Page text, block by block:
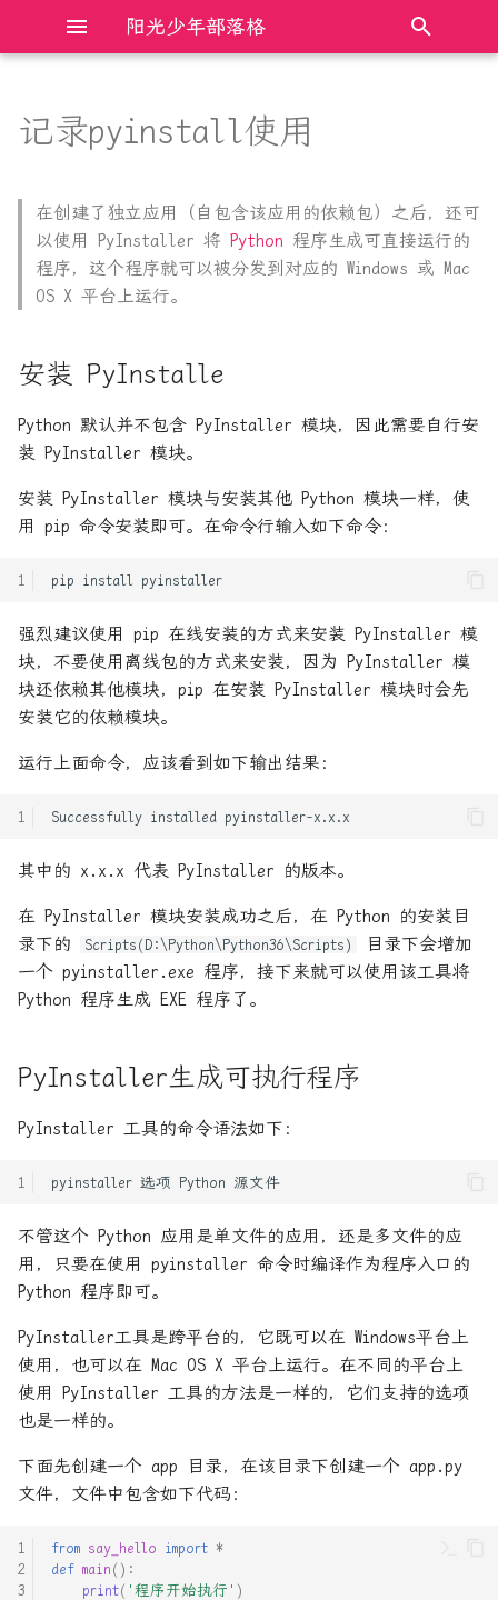
阳光少年部落格
入
索
Redis_04-持久化( RDB和AOF)
Django解决CORS跨域
Flask入门笔记-01_路由的基
本定义
and正则转换器
Flask入门笔记-03_请
求:request
Flask入门笔记-04_响
应:response
Flask入门笔记-05_COOKIE
Flask入门笔记-06_SESSION
Flask入门笔记-07_Flask对象
初始化时参数详解
Flask入门笔记-08_异常捕获
Flask入门笔记-09_中间件or
Flask入门笔记-10_蓝图
Flask入门笔记-11_请求上下
文
使用装饰器
Flask入门笔记-12_综合认证:
Flask入门笔记-14_在类视图
中使用装饰器
Flask入门笔记-15_请求解析
Flask入门笔记-16_序列化
Flask入门笔记-17_自定义
json
Flask入门笔记-18_缓存
Flask入门笔
Electron前端框架完全入门
JavaScript DOM操作完全入门
JavaScript中的new和原型原
型链
JavaScript程序设计语言完全
入门
VUE-插槽详细图解
VUE前端框架完全入门
es6模板字符串和新增方法
html-css:浮动_清除浮动
html_css完全入门
的词法分析器
rust的gui框架 slint学习
typecho的handsome主题设置
播放器的自动隐藏
安装 PyInstalle
PyInstaller生成可执行程序
打包过程中出现的一些问题
如果没有图标
AXI总线总结
C++11 的六种 memory order
C++与Rust操作裸指针的比较
Linux下动态链接库版本管理
Linux共享内存最透彻的一篇
Python3 cpython优化 实现解
RUST死灵书-子类型和型变
Rust - MaybeUninit未初始化
Rust Async: Pin概念解析
Rust Runtime 与 ABI
Rust std-any 模块详解
Rust 中的型变
Rust 之不可为-暴露内部结构
Rust 之不可为-滥用getter
Rust 交叉编译与条件编译总
Rust 内存模型
Rust 并发编程 - Memory
Rust中Drop检查 与
PhantomData
Rust中的零成本抽象
Rust使用SIMD进行加速计算
Rust使用musl静态编译
Rust实战内存缺页检测
Rust标准库: alloc
什么是双花攻击
股市中常见的MA, EMA, DMA,
SMA等算法代码
通达信中SMA等函数与注释说
明不符的探究
记录pyinstall使用
在创建了独立应用（自包含该应用的依赖包）之后，还可
以使用 PyInstaller 将 Python 程序生成可直接运行的
程序，这个程序就可以被分发到对应的 Windows 或 Mac
OS X 平台上运行。
安装 PyInstalle
Python 默认并不包含 PyInstaller 模块，因此需要自行安
装 PyInstaller 模块。
安装 PyInstaller 模块与安装其他 Python 模块一样，使
用 pip 命令安装即可。在命令行输入如下命令：
pip install
强烈建议使用 pip 在线安装的方式来安装 PyInstaller 模
块，不要使用离线包的方式来安装，因为 PyInstaller 模
块还依赖其他模块，pip 在安装 PyInstaller 模块时会先
安装它的依赖模块。
运行上面命令，应该看到如下输出结果：
Successfully installed
其中的 x.x.x 代表 PyInstaller 的版本。
在 PyInstaller 模块安装成功之后，在 Python 的安装目
录下的
Scripts(D:\Python\Python36\Scripts)
目录下会增加
一个 pyinstaller.exe 程序，接下来就可以使用该工具将
Python 程序生成 EXE 程序了。
PyInstaller生成可执行程序
PyInstaller 工具的命令语法如下：
pyinstaller 选项 Python
不管这个 Python 应用是单文件的应用，还是多文件的应
用，只要在使用 pyinstaller 命令时编译作为程序入口的
Python 程序即可。
PyInstaller工具是跨平台的，它既可以在 Windows平台上
使用，也可以在 Mac OS X 平台上运行。在不同的平台上
使用 PyInstaller 工具的方法是一样的，它们支持的选项
也是一样的。
下面先创建一个 app 目录，在该目录下创建一个 app.py
文件，文件中包含如下代码：
from say_hello import *
def main():
print( '程序开始执行' )